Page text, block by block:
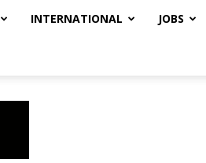
INTERNATIONAL JOBS